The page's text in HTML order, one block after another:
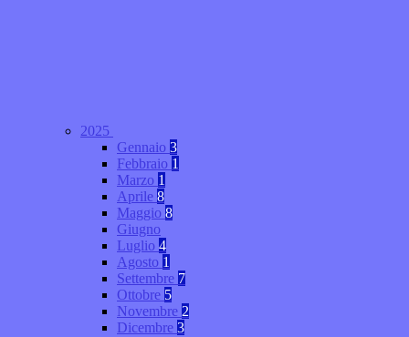
2025
Gennaio 3
Febbraio 1
Marzo 1
Aprile 8
Maggio 8
Giugno
Luglio 4
Agosto 1
Settembre 7
Ottobre 5
Novembre 2
Dicembre 3